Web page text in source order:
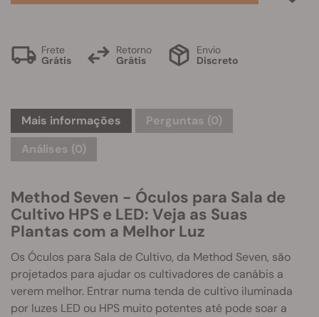
Frete
Grátis
Retorno
Grátis
Envio
Discreto
Mais informações Perguntas (0)
Análises (0)
Method Seven - Óculos para Sala de
Cultivo HPS e LED: Veja as Suas
Plantas com a Melhor Luz
Os Óculos para Sala de Cultivo, da Method Seven, são
projetados para ajudar os cultivadores de canábis a
verem melhor. Entrar numa tenda de cultivo iluminada
por luzes LED ou HPS muito potentes até pode soar a